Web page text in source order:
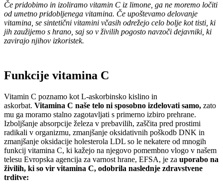
Če pridobimo in izoliramo vitamin C iz limone, ga ne moremo ločiti
od umetno pridobljenega vitamina. Če upoštevamo delovanje
vitamina, se sintetični vitamini včasih odrežejo celo bolje kot tisti, ki
jih zaužijemo s hrano, saj so v živilih pogosto navzoči dejavniki, ki
zavirajo njihov izkoristek.
Funkcije vitamina C
Vitamin C poznamo kot L-askorbinsko kislino in
askorbat. Vitamina C naše telo ni sposobno izdelovati samo, zato
mu ga moramo stalno zagotavljati s primerno izbiro prehrane.
Izboljšanje absorpcije železa v prebavilih, zaščita pred prostimi
radikali v organizmu, zmanjšanje oksidativnih poškodb DNK in
zmanjšanje oksidacije holesterola LDL so le nekatere od mnogih
funkcij vitamina C, ki kažejo na njegovo pomembno vlogo v našem
telesu Evropska agencija za varnost hrane, EFSA, je za uporabo na
živilih, ki so vir vitamina C, odobrila naslednje zdravstvene
trditve: